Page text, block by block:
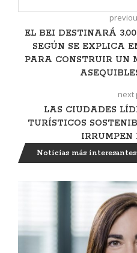
EL BEI DESTINARÁ
SEGÚN SE EXPLICA
PARA CONSTRUIR UN
next
LAS CIUDADES
TURÍSTICOS
IRRUMPEN
Noticias más interesantes